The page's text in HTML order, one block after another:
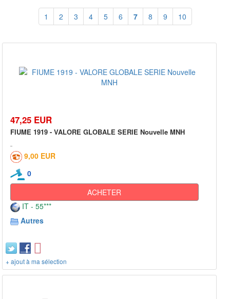
1 2 3 4 5 6 7 8 9 10
47,25 EUR
FIUME 1919 - VALORE GLOBALE SERIE Nouvelle MNH
9,00 EUR
0
ACHETER
IT - 55***
Autres
+ ajout à ma sélection